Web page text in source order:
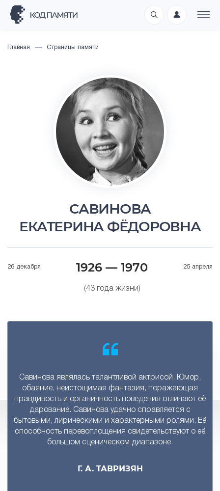
Главная Страницы памяти
САВИНОВА
ЕКАТЕРИНА ФЁДОРОВНА
26 декабря 1926 — 1970
(43 года жизни)
25 апреля
Савинова являлась талантливой актрисой. Юмор,
обаяние, неистощимая фантазия, поражающая
правдивость и органичность поведения отличают её
дарование. Савинова удачно справляется с
бытовыми, лирическими и характерными ролями. Её
способность перевоплощения свидетельствуют о её
большом сценическом диапазоне.
Г. А. ТАВРИЗЯН